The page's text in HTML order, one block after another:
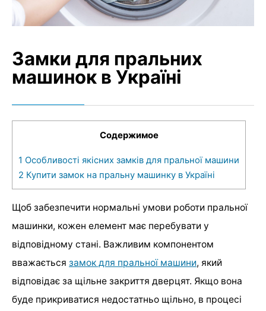
Замки для пральних
машинок в Україні
Содержимое
1 Особливості якісних замків для пральної машини
2 Купити замок на пральну машинку в Україні
Щоб забезпечити нормальні умови роботи пральної
машинки, кожен елемент має перебувати у
відповідному стані. Важливим компонентом
вважається замок для пральної машини, який
відповідає за щільне закриття дверцят. Якщо вона
буде прикриватися недостатньо щільно, в процесі